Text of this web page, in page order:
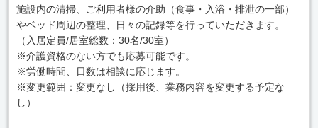
施設内の清掃、ご利用者様の介助（食事・入浴・排泄の一部）
やベッド周辺の整理、日々の記録等を行っていただきます。
（入居定員/居室総数：30名/30室）
※介護資格のない方でも応募可能です。
※労働時間、日数は相談に応じます。
※変更範囲：変更なし（採用後、業務内容を変更する予定な
し）